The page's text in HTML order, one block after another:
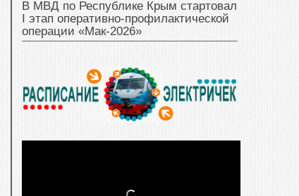
В МВД по Республике Крым стартовал
I этап оперативно‑профилактической
операции «Мак‑2026»